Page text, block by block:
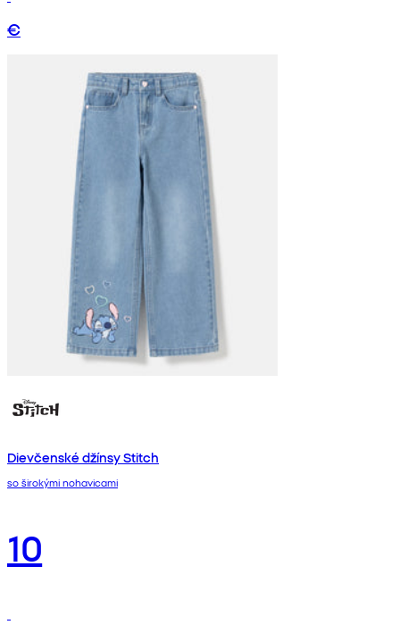
€
Dievčenské džínsy Stitch
so širokými nohavicami
10